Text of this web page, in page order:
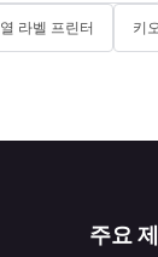
열 라벨 프린터 키
주요